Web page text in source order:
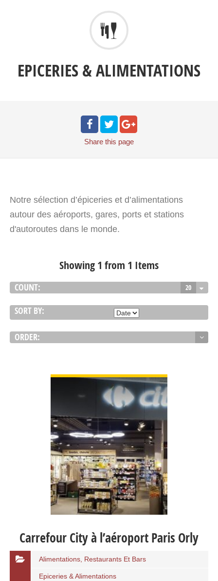
EPICERIES & ALIMENTATIONS
Share this page
Notre sélection d’épiceries et d’alimentations
autour des aéroports, gares, ports et stations
d'autoroutes dans le monde.
Showing 1 from 1 Items
COUNT: 20
SORT BY:
ORDER:
Carrefour City à l’aéroport Paris Orly
Alimentations, Restaurants Et Bars
Epiceries & Alimentations